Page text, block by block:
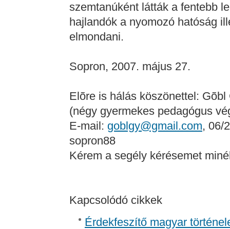
szemtanúként látták a fentebb
hajlandók a nyomozó hatóság
elmondani.
Sopron, 2007. május 27.
Elõre is hálás köszönettel: Gõbl
(négy gyermekes pedagógus
E-mail: goblgy@gmail.com, 06/
sopron88
Kérem a segély kérésemet
Kapcsolódó cikkek
Érdekfeszítő magyar